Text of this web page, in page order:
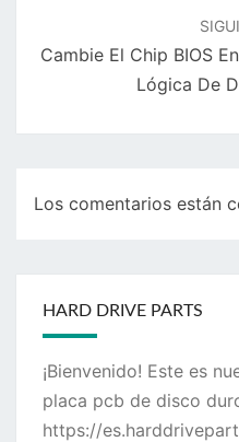
Cambie El Chip BIOS
Lógica De
Los comentarios están
HARD DRIVE PARTS
¡Bienvenido! Este es
placa pcb de disco
https://